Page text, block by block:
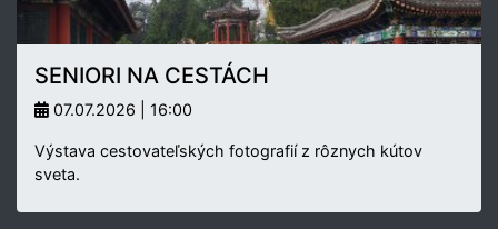
SENIORI NA CESTÁCH
07.07.2026 | 16:00
Výstava cestovateľských fotografií z rôznych kútov
sveta.